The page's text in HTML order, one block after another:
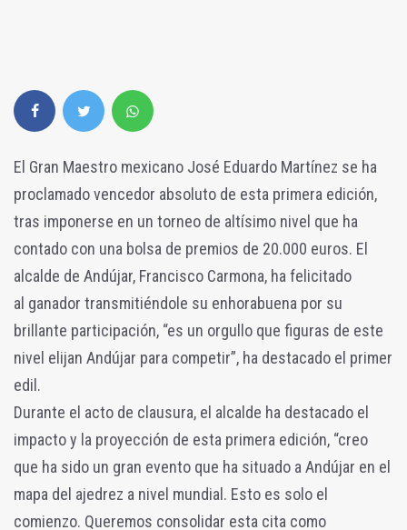
El Gran Maestro mexicano José Eduardo Martínez se ha
proclamado vencedor absoluto de esta primera edición,
tras imponerse en un torneo de altísimo nivel que ha
contado con una bolsa de premios de 20.000 euros. El
alcalde de Andújar, Francisco Carmona, ha felicitado
al ganador transmitiéndole su enhorabuena por su
brillante participación, “es un orgullo que figuras de este
nivel elijan Andújar para competir”, ha destacado el primer
edil.
Durante el acto de clausura, el alcalde ha destacado el
impacto y la proyección de esta primera edición, “creo
que ha sido un gran evento que ha situado a Andújar en el
mapa del ajedrez a nivel mundial. Esto es solo el
comienzo. Queremos consolidar esta cita como